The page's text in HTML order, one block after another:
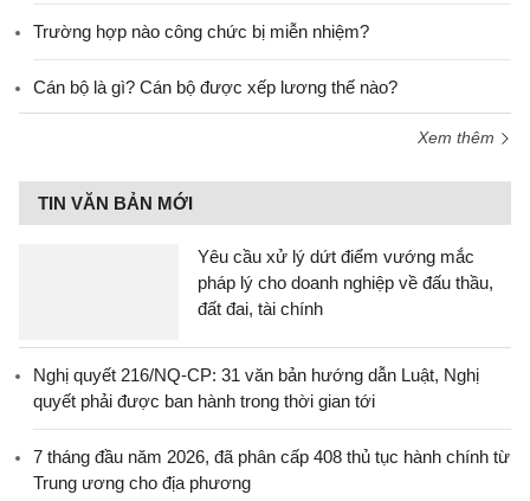
Trường hợp nào công chức bị miễn nhiệm?
Cán bộ là gì? Cán bộ được xếp lương thế nào?
Xem thêm
TIN VĂN BẢN MỚI
Yêu cầu xử lý dứt điểm vướng mắc
pháp lý cho doanh nghiệp về đấu thầu,
đất đai, tài chính
Nghị quyết 216/NQ-CP: 31 văn bản hướng dẫn Luật, Nghị
quyết phải được ban hành trong thời gian tới
7 tháng đầu năm 2026, đã phân cấp 408 thủ tục hành chính từ
Trung ương cho địa phương